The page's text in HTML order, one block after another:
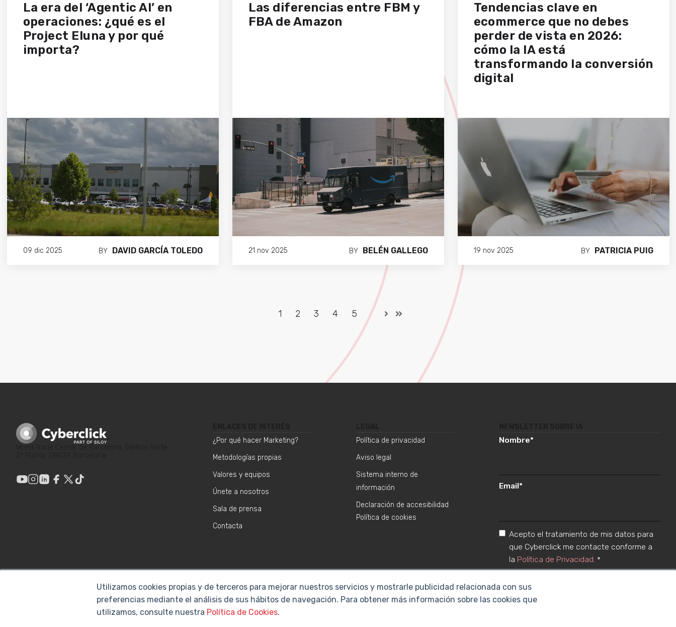
Utilizamos cookies propias y de terceros para mejorar nuestros servicios y mostrarle publicidad relacionada con sus
preferencias mediante el análisis de sus hábitos de navegación. Para obtener más información sobre las cookies que
utilizamos, consulte nuestra Política de Cookies.
La era del ‘Agentic AI’ en
operaciones: ¿qué es el
Project Eluna y por qué
importa?
09 dic 2025 BY DAVID GARCÍA TOLEDO
Las diferencias entre FBM y
FBA de Amazon
21 nov 2025 BY BELÉN GALLEGO
Tendencias clave en
ecommerce que no debes
perder de vista en 2026:
cómo la IA está
transformando la conversión
digital
19 nov 2025 BY PATRICIA PUIG
1 2 3 4 5
¿Por qué hacer Marketing?
Metodologías propias
Valores y equipos
Únete a nosotros
Sala de prensa
Contacta
Política de privacidad
Aviso legal
Sistema interno de
información
Declaración de accesibilidad
Política de cookies
Nombre*
Email*
Acepto el tratamiento de mis datos para
que Cyberclick me contacte conforme a
la Política de Privacidad. *